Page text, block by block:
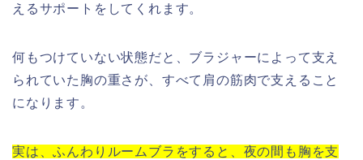
えるサポートをしてくれます。
何もつけていない状態だと、ブラジャーによって支え
られていた胸の重さが、すべて肩の筋肉で支えること
になります。
実は、ふんわりルームブラをすると、夜の間も胸を支